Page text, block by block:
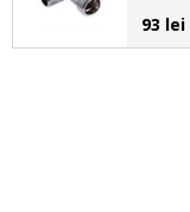
93 lei